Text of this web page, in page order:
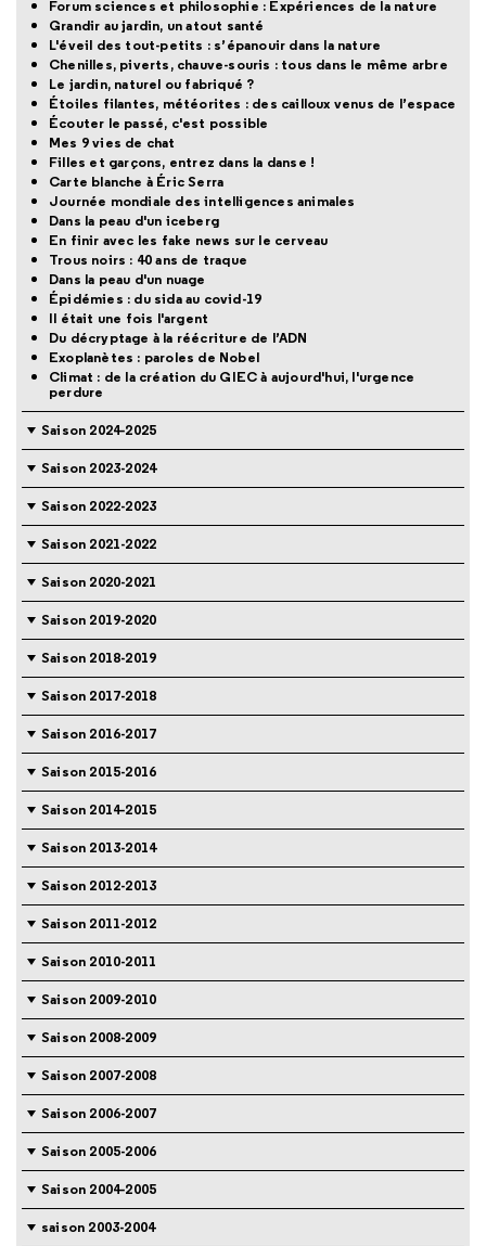
Forum sciences et philosophie : Expériences de la nature
Grandir au jardin, un atout santé
L'éveil des tout-petits : s’épanouir dans la nature
Chenilles, piverts, chauve-souris : tous dans le même arbre
Le jardin, naturel ou fabriqué ?
Étoiles filantes, météorites : des cailloux venus de l’espace
Écouter le passé, c'est possible
Mes 9 vies de chat
Filles et garçons, entrez dans la danse !
Carte blanche à Éric Serra
Journée mondiale des intelligences animales
Dans la peau d'un iceberg
En finir avec les fake news sur le cerveau
Trous noirs : 40 ans de traque
Dans la peau d'un nuage
Épidémies : du sida au covid-19
Il était une fois l'argent
Du décryptage à la réécriture de l’ADN
Exoplanètes : paroles de Nobel
Climat : de la création du GIEC à aujourd'hui, l'urgence
perdure
Saison 2024-2025
Saison 2023-2024
Saison 2022-2023
Saison 2021-2022
Saison 2020-2021
Saison 2019-2020
Saison 2018-2019
Saison 2017-2018
Saison 2016-2017
Saison 2015-2016
Saison 2014-2015
Saison 2013-2014
Saison 2012-2013
Saison 2011-2012
Saison 2010-2011
Saison 2009-2010
Saison 2008-2009
Saison 2007-2008
Saison 2006-2007
Saison 2005-2006
Saison 2004-2005
saison 2003-2004